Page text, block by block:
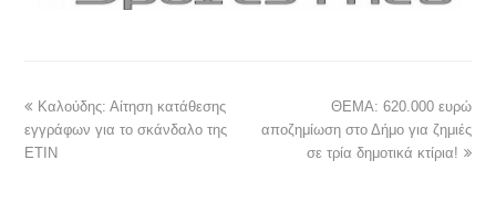
Καλούδης: Αίτηση κατάθεσης
εγγράφων για το σκάνδαλο της
ΕΤΙΝ
ΘΕΜΑ: 620.000 ευρώ
αποζημίωση στο Δήμο για ζημιές
σε τρία δημοτικά κτίρια!